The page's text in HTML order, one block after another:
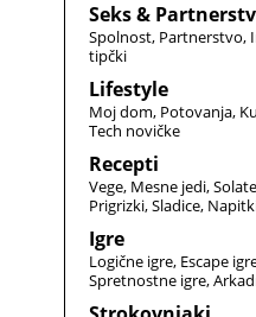
Seks &
Spolnost Partnerstvo
tipčki
Lifestyle
Moj dom Potovanja
Tech novičke
Recepti
Vege Mesne jedi Solate
Prigrizki Sladice
Igre
Logične igre Escape
Spretnostne igre